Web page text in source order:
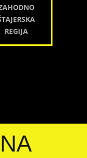
REGIJA